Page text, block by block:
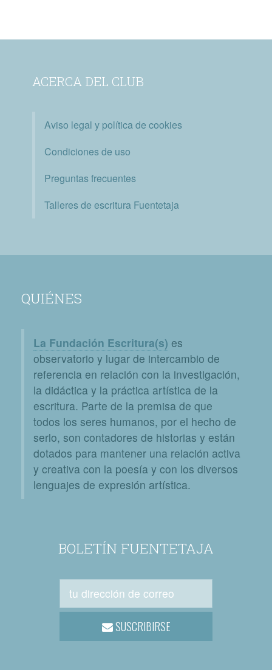
ACERCA DEL CLUB
Aviso legal y política de cookies
Condiciones de uso
Preguntas frecuentes
Talleres de escritura Fuentetaja
QUIÉNES
La Fundación Escritura(s) es
observatorio y lugar de intercambio de
referencia en relación con la investigación,
la didáctica y la práctica artística de la
escritura. Parte de la premisa de que
todos los seres humanos, por el hecho de
serlo, son contadores de historias y están
dotados para mantener una relación activa
y creativa con la poesía y con los diversos
lenguajes de expresión artística.
BOLETÍN FUENTETAJA
SUSCRIBIRSE